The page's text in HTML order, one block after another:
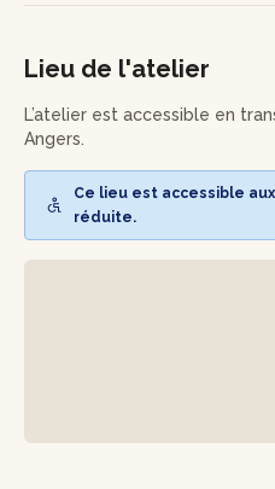
pousse à en tester d’autres,
questions et partager un bon
Une belle occasion de
Lieu de l'atelier
L’atelier est accessible en
Angers.
Ce lieu est accessible
réduite.